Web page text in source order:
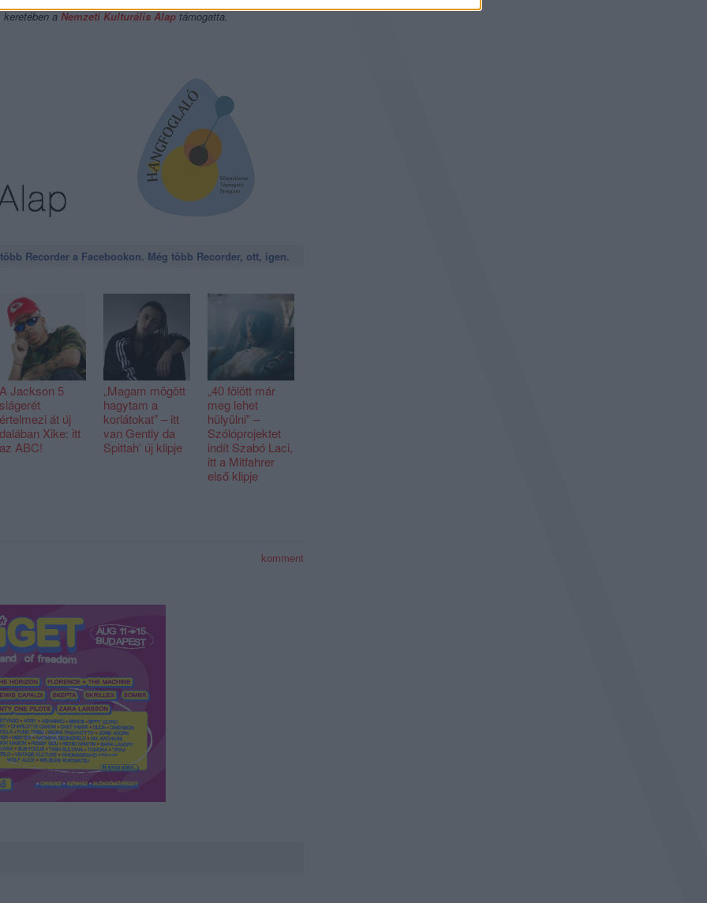
keretében a Nemzeti Kulturális Alap támogatta.
Recorder a Facebookon. Még több Recorder, ott, igen.
A Jackson 5
slágerét
értelmezi át új
dalában Xike: itt
az ABC!
„Magam mögött
hagytam a
korlátokat” – itt
van Gently da
Spittah’ új klipje
„40 fölött már
meg lehet
hülyülni” –
Szólóprojektet
indít Szabó Laci,
itt a Mitfahrer
első klipje
komment